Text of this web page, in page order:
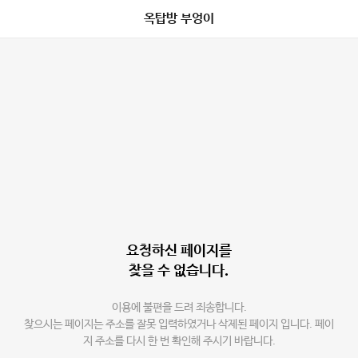
옥탑방 부엉이
요청하신 페이지를
찾을 수 없습니다.
이용에 불편을 드려 죄송합니다.
찾으시는 페이지는 주소를 잘못 입력하였거나 삭제된 페이지 입니다. 페이
지 주소를 다시 한 번 확인해 주시기 바랍니다.